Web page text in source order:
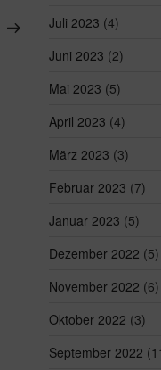
Juli 2023 (4)
Juni 2023 (2)
Mai 2023 (5)
April 2023 (4)
März 2023 (3)
Februar 2023 (7)
Januar 2023 (5)
Dezember 2022 (5)
November 2022 (6)
Oktober 2022 (3)
September 2022